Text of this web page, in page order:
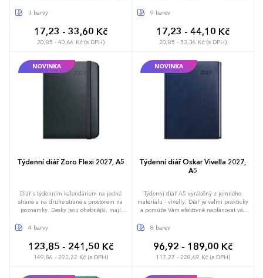
3 barvy
17,23 - 33,60 Kč
20,85 - 40,66 Kč (s DPH)
9 barev
17,23 - 44,10 Kč
20,85 - 53,36 Kč (s DPH)
NOVINKA
Týdenní diář Zoro Flexi 2027, A5
Diář s týdenním kalendáriem na jedné
straně a na druhé straně s prostorem na
poznámky. Desky jsou ohebnější, mají
4 barvy
123,85 - 241,50 Kč
149,86 - 292,22 Kč (s DPH)
NOVINKA
Týdenní diář Oskar Vivella 2027,
A5
Týdenní diář A5 vyráběný z jemného
materiálu - vivelly. Diář je velmi praktický
a pomůže Vám efektivně naplánovat váš
8 barev
96,92 - 189,00 Kč
117,27 - 228,69 Kč (s DPH)